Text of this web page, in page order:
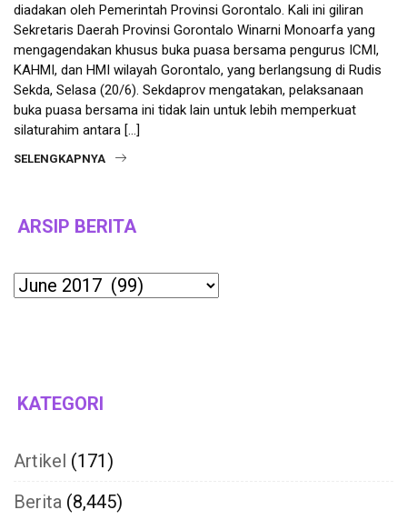
diadakan oleh Pemerintah Provinsi Gorontalo. Kali ini giliran
Sekretaris Daerah Provinsi Gorontalo Winarni Monoarfa yang
mengagendakan khusus buka puasa bersama pengurus ICMI,
KAHMI, dan HMI wilayah Gorontalo, yang berlangsung di Rudis
Sekda, Selasa (20/6). Sekdaprov mengatakan, pelaksanaan
buka puasa bersama ini tidak lain untuk lebih memperkuat
silaturahim antara […]
SELENGKAPNYA
ARSIP BERITA
Archives
KATEGORI
Artikel (171)
Berita (8,445)